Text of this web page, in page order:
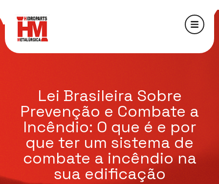
Lei Brasileira Sobre
Prevenção e Combate a
Incêndio: O que é e por
que ter um sistema de
combate a incêndio na
sua edificação